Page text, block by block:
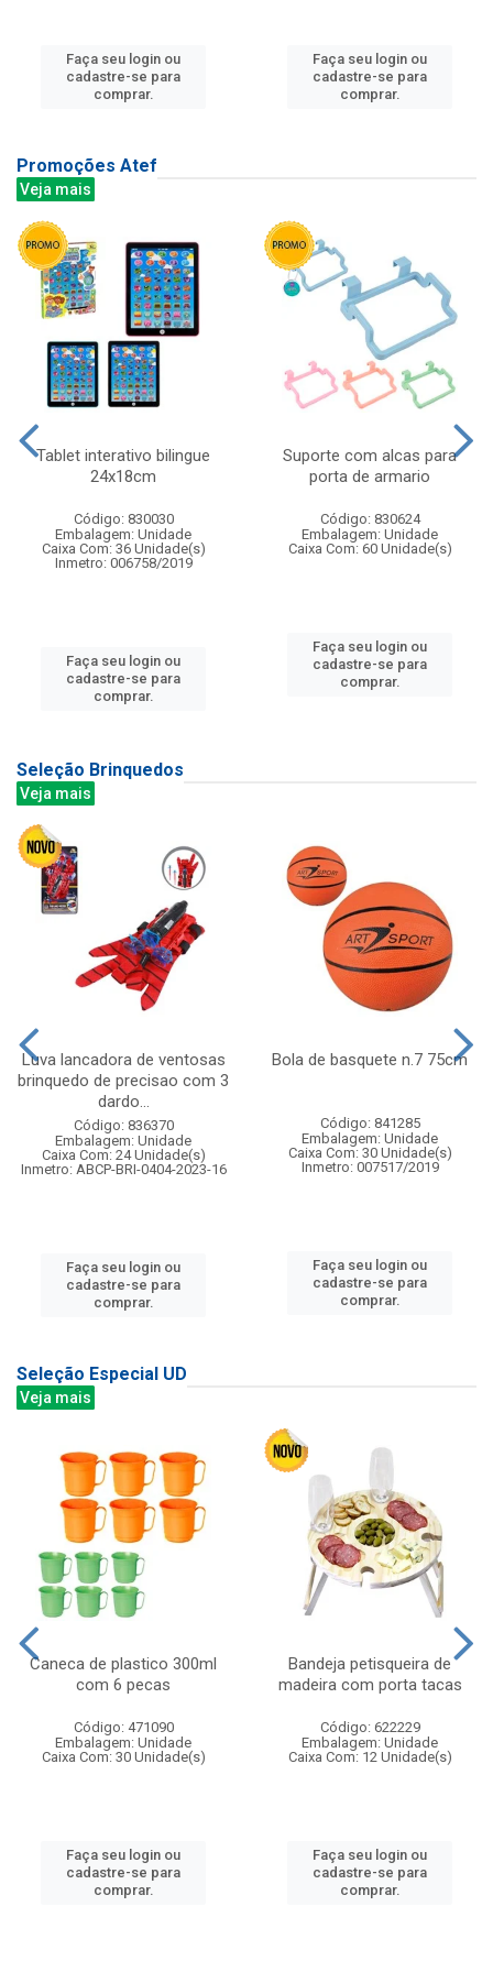
Faça seu login ou
cadastre-se para
comprar.
Faça seu login ou
cadastre-se para
comprar.
Promoções Atef
Veja mais
Tablet interativo bilingue
24x18cm
Código: 830030
Embalagem: Unidade
Caixa Com: 36 Unidade(s)
Inmetro: 006758/2019
Faça seu login ou
cadastre-se para
comprar.
Suporte com alcas para
porta de armario
Código: 830624
Embalagem: Unidade
Caixa Com: 60 Unidade(s)
Faça seu login ou
cadastre-se para
comprar.
Seleção Brinquedos
Veja mais
Luva lancadora de ventosas
brinquedo de precisao com 3
dardo...
Código: 836370
Embalagem: Unidade
Caixa Com: 24 Unidade(s)
Inmetro: ABCP-BRI-0404-2023-16
Faça seu login ou
cadastre-se para
comprar.
Bola de basquete n.7 75cm
Código: 841285
Embalagem: Unidade
Caixa Com: 30 Unidade(s)
Inmetro: 007517/2019
Faça seu login ou
cadastre-se para
comprar.
Seleção Especial UD
Veja mais
Caneca de plastico 300ml
com 6 pecas
Código: 471090
Embalagem: Unidade
Caixa Com: 30 Unidade(s)
Faça seu login ou
cadastre-se para
comprar.
Bandeja petisqueira de
madeira com porta tacas
Código: 622229
Embalagem: Unidade
Caixa Com: 12 Unidade(s)
Faça seu login ou
cadastre-se para
comprar.